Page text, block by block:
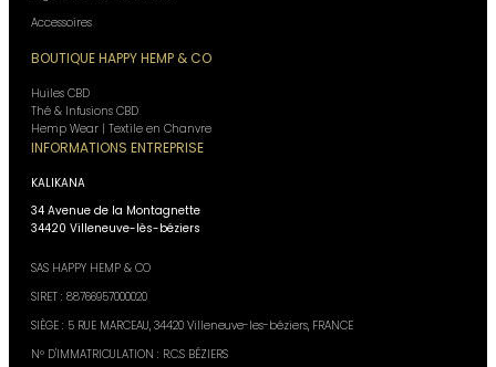
Accessoires
BOUTIQUE HAPPY HEMP & CO
Huiles CBD
Thé & Infusions CBD
Hemp Wear | Textile en Chanvre
INFORMATIONS ENTREPRISE
KALIKANA
34 Avenue de la Montagnette
34420 Villeneuve-lès-béziers
SAS HAPPY HEMP & CO
SIRET : 88766957000020
SIÈGE : 5 RUE MARCEAU, 34420 Villeneuve-les-béziers, FRANCE
N° D'IMMATRICULATION : R.C.S BÉZIERS